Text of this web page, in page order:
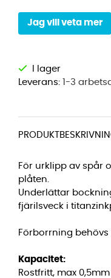
Jag vill veta mer
Leverans: 1-3
För urklipp av spår
plåten.
Underlättar
fjärilsveck i
Förborrning behövs
Kapacitet:
Rostfritt, max 0,5mm